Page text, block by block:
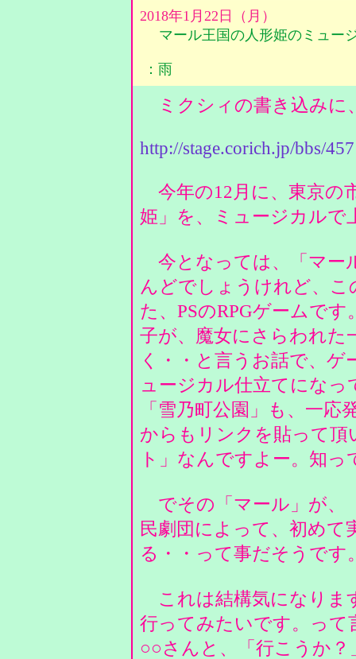
2018年1月22日（月）
マール王国の人形姫のミュー
：雨
ミクシィの書き込みに
http://stage.corich.jp/bbs/
今年の12月に、東京の
姫」を、ミュージカル
今となっては、「マー
んどでしょうけれど、こ
た、PSのRPGゲームで
子が、魔女にさらわれた
く・・と言うお話で、
ュージカル仕立てにな
「雪乃町公園」も、一
からもリンクを貼って
ト」なんですよー。知
でその「マール」が、
民劇団によって、初めて
る・・って事だそうで
これは結構気になりま
行ってみたいです。って
○○さんと、「行こうか